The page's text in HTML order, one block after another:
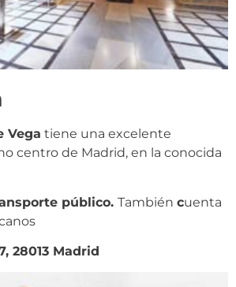
Vega tiene una excelente
centro de Madrid, en la conocida
público. También cuenta
28013 Madrid